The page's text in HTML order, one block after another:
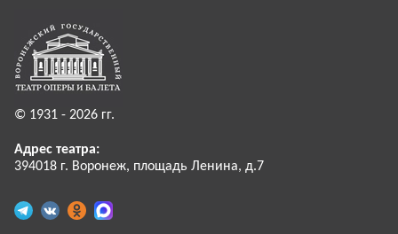
© 1931 - 2026 гг.
Адрес театра:
394018 г. Воронеж, площадь Ленина, д.7